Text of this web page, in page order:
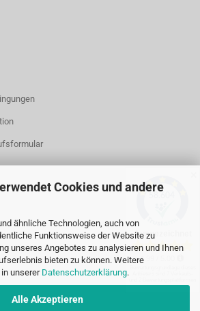
Cookies und andere
ähnliche Technologien, auch von
Funktionsweise der Website zu
unseres Angebotes zu analysieren und Ihnen
bieten zu können. Weitere
unserer Datenschutzerklärung.
Alle Akzeptieren